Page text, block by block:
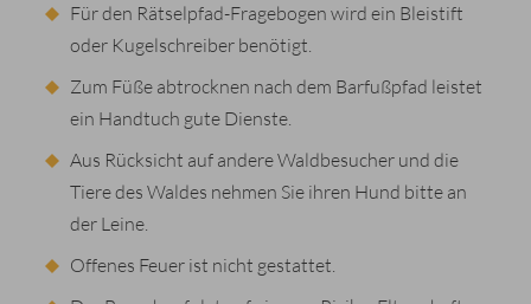
Für den Rätselpfad-Fragebogen wird ein Bleistift
oder Kugelschreiber benötigt.
Zum Füße abtrocknen nach dem Barfußpfad leistet
ein Handtuch gute Dienste.
Aus Rücksicht auf andere Waldbesucher und die
Tiere des Waldes nehmen Sie ihren Hund bitte an
der Leine.
Offenes Feuer ist nicht gestattet.